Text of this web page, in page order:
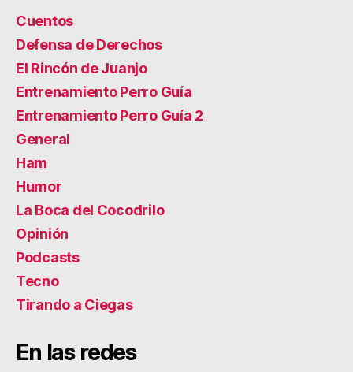
Cuentos
Defensa de Derechos
El Rincón de Juanjo
Entrenamiento Perro Guía
Entrenamiento Perro Guía 2
General
Ham
Humor
La Boca del Cocodrilo
Opinión
Podcasts
Tecno
Tirando a Ciegas
En las redes